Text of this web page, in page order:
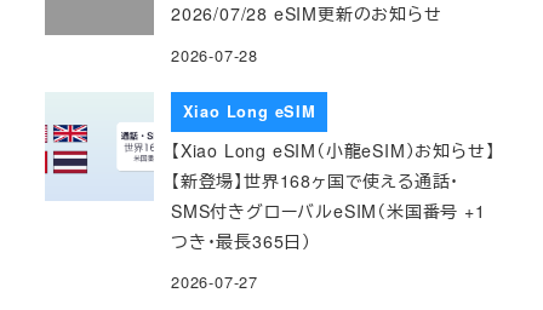
2026/07/28 eSIM更新のお知らせ
2026-07-28
Xiao Long eSIM
【Xiao Long eSIM（小龍eSIM）お知らせ】
【新登場】世界168ヶ国で使える通話・
SMS付きグローバルeSIM（米国番号 +1
つき・最長365日）
2026-07-27